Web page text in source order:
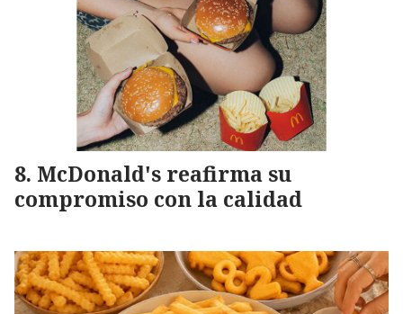
McDonald's reafirma su
compromiso con la calidad